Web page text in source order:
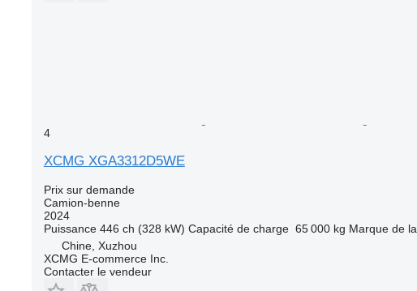
4
XCMG XGA3312D5WE
Prix sur demande
Camion-benne
2024
Puissance 446 ch (328 kW) Capacité de charge 65 000 kg Marque de
Chine, Xuzhou
XCMG E-commerce Inc.
Contacter le vendeur